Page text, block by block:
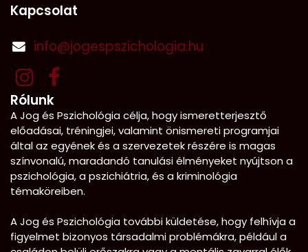
Kapcsolat
info@jogespszichologia.hu
Rólunk
A Jog és Pszichológia célja, hogy ismeretterjesztő
előadásai, tréningjei, valamint önismereti programjai
által az egyének és a szervezetek részére is magas
színvonalú, maradandó tanulási élményeket nyújtson a
pszichológia, a pszichiátria, és a kriminológia
témaköreiben.
A Jog és Pszichológia további küldetése, hogy felhívja a
figyelmet bizonyos társadalmi problémákra, például a